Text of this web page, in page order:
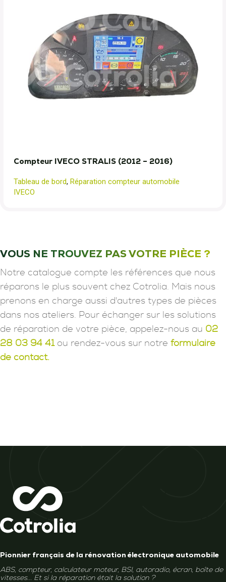
Compteur IVECO STRALIS (2012 – 2016)
Tableau de bord, Réparation compteur automobile
IVECO
VOUS NE TROUVEZ PAS VOTRE PIÈCE ?
Notre catalogue compte les références que nous
réparons le plus souvent chez Cotrolia. Mais nous
prenons en charge aussi d'autres types de pièces
dans nos ateliers. Pour échanger sur les solutions
de réparation de votre pièce, appelez-nous au 02
28 03 94 41ou rendez-vous sur notre formulaire
de contact.
Pionnier français de la rénovation électronique automobile
ABS, compteur, calculateur moteur, BSI, autoradio, écran, boîte de
vitesses... Et si la réparation était la solution ?